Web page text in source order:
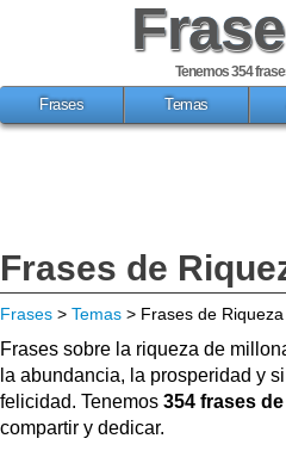
Tenemos 354
Frases
Temas
Frases de
Frases > Temas > Frases de Riqueza
Frases sobre la riqueza de
la abundancia, la prosperidad y
felicidad. Tenemos 354 frases
compartir y dedicar.